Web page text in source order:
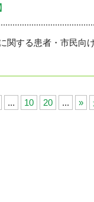
関する患者・市民向
... 10 20 ... »